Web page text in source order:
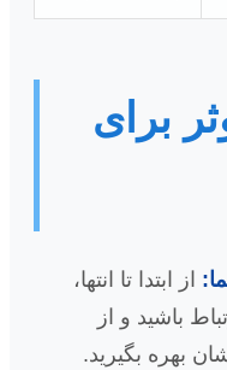
برای
از ابتدا تا انتها،
باشید و از
بهره بگیرید.